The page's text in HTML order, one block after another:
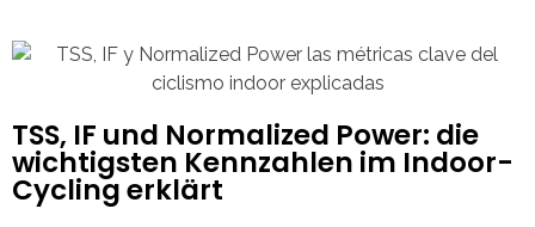
TSS, IF und Normalized Power: die
wichtigsten Kennzahlen im Indoor-
Cycling erklärt